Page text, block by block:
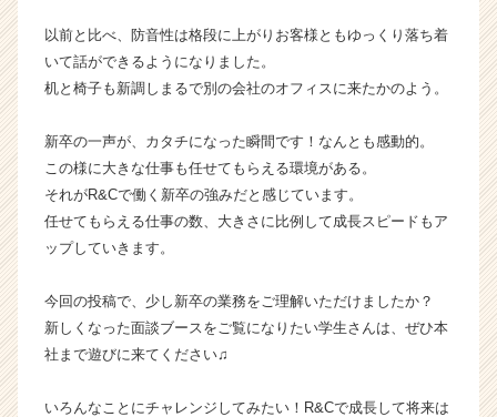
以前と比べ、防音性は格段に上がりお客様ともゆっくり落ち着
いて話ができるようになりました。
机と椅子も新調しまるで別の会社のオフィスに来たかのよう。
新卒の一声が、カタチになった瞬間です！なんとも感動的。
この様に大きな仕事も任せてもらえる環境がある。
それがR&Cで働く新卒の強みだと感じています。
任せてもらえる仕事の数、大きさに比例して成長スピードもア
ップしていきます。
今回の投稿で、少し新卒の業務をご理解いただけましたか？
新しくなった面談ブースをご覧になりたい学生さんは、ぜひ本
社まで遊びに来てください♫
いろんなことにチャレンジしてみたい！R&Cで成長して将来は